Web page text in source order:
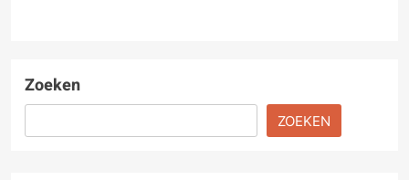
Zoeken
ZOEKEN